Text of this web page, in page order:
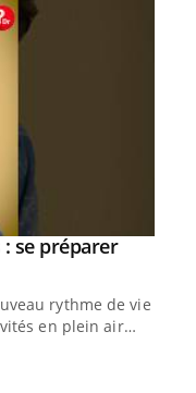
: se préparer
rythme de vie !
en plein air…